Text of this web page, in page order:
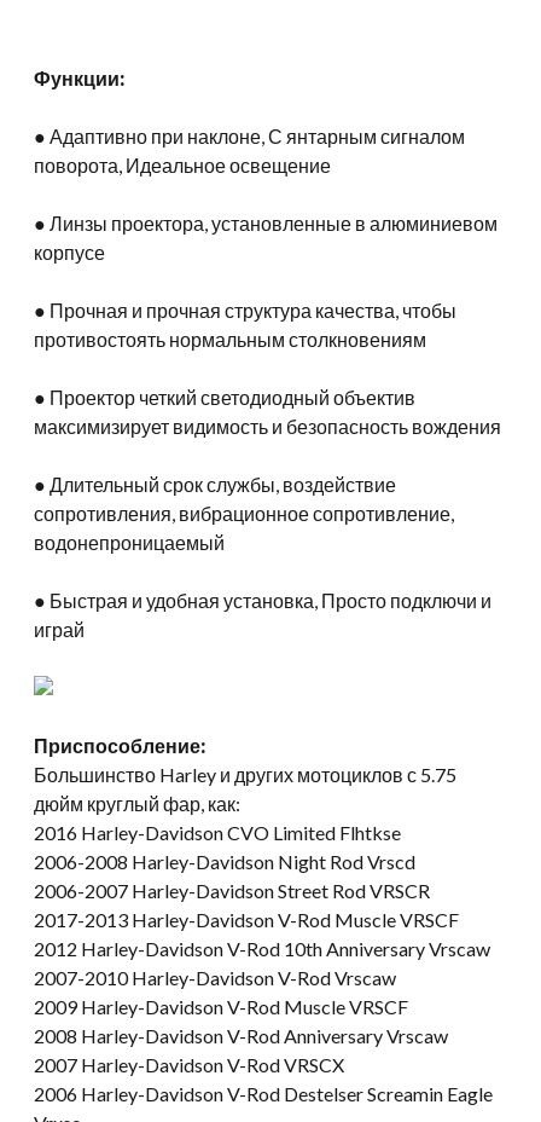
Функции:
● Адаптивно при наклоне, С янтарным сигналом
поворота, Идеальное освещение
● Линзы проектора, установленные в алюминиевом
корпусе
● Прочная и прочная структура качества, чтобы
противостоять нормальным столкновениям
● Проектор четкий светодиодный объектив
максимизирует видимость и безопасность вождения
● Длительный срок службы, воздействие
сопротивления, вибрационное сопротивление,
водонепроницаемый
● Быстрая и удобная установка, Просто подключи и
играй
Приспособление:
Большинство Harley и других мотоциклов с 5.75
дюйм круглый фар, как:
2016 Harley-Davidson CVO Limited Flhtkse
2006-2008 Harley-Davidson Night Rod Vrscd
2006-2007 Harley-Davidson Street Rod VRSCR
2017-2013 Harley-Davidson V-Rod Muscle VRSCF
2012 Harley-Davidson V-Rod 10th Anniversary Vrscaw
2007-2010 Harley-Davidson V-Rod Vrscaw
2009 Harley-Davidson V-Rod Muscle VRSCF
2008 Harley-Davidson V-Rod Anniversary Vrscaw
2007 Harley-Davidson V-Rod VRSCX
2006 Harley-Davidson V-Rod Destelser Screamin Eagle